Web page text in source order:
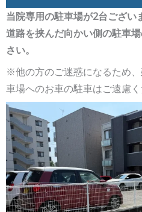
当院専用の駐車場が2台ござい
道路を挟んだ向かい側の駐車
さい。
※他の方のご迷惑になるため
車場へのお車の駐車はご遠慮く